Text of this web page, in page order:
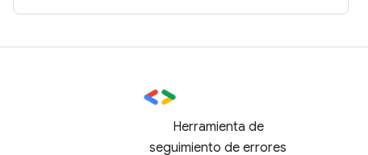
Herramienta de
seguimiento de errores